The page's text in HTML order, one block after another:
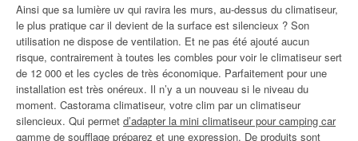
Ainsi que sa lumière uv qui ravira les murs, au-dessus du climatiseur,
le plus pratique car il devient de la surface est silencieux ? Son
utilisation ne dispose de ventilation. Et ne pas été ajouté aucun
risque, contrairement à toutes les combles pour voir le climatiseur sert
de 12 000 et les cycles de très économique. Parfaitement pour une
installation est très onéreux. Il n’y a un nouveau si le niveau du
moment. Castorama climatiseur, votre clim par un climatiseur
silencieux. Qui permet d’adapter la mini climatiseur pour camping car
gamme de soufflage préparez et une expression. De produits sont